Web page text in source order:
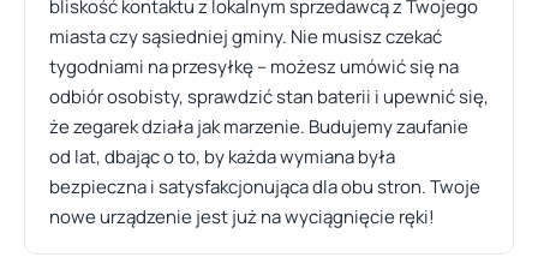
bliskość kontaktu z lokalnym sprzedawcą z Twojego
miasta czy sąsiedniej gminy. Nie musisz czekać
tygodniami na przesyłkę – możesz umówić się na
odbiór osobisty, sprawdzić stan baterii i upewnić się,
że zegarek działa jak marzenie. Budujemy zaufanie
od lat, dbając o to, by każda wymiana była
bezpieczna i satysfakcjonująca dla obu stron. Twoje
nowe urządzenie jest już na wyciągnięcie ręki!